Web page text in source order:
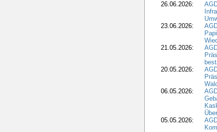
26.06.2026:
23.06.2026:
21.05.2026:
20.05.2026:
06.05.2026:
05.05.2026: